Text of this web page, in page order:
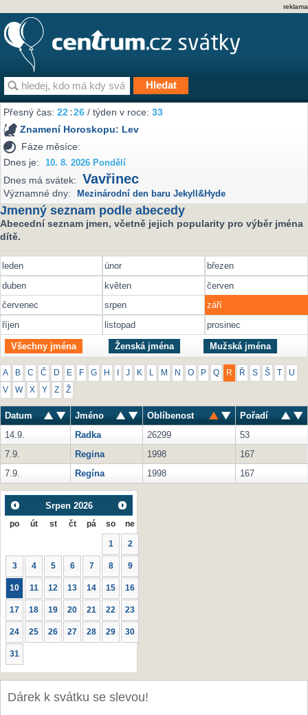
reklama
Přesný čas:22:26 / týden v roce:33
Znamení Horoskopu: Lev
Fáze měsíce:
Dnes je:
10. 8. 2026 Pondělí
Dnes má svátek: Vavřinec
Významné dny: Mezinárodní den baru Jekyll&Hyde
Jmenný seznam podle abecedy
Abecední seznam jmen, včetně jejich popularity pro výběr jména
dítě.
leden únor
březen
duben
květen
červen
červenec
srpen
září
říjen
listopad prosinec
Všechny jména Ženská jména Mužská jména
A B C Č D E F G H J K M N O P Q R Ř S Š U
V W X Y Z Ž
Datum Jméno Oblíbenost
Pořadí
14.9.
Radka 26299
53
7.9.
Regina 1998
167
7.9.
Regína 1998 167
Srpen 2026
po út st čt pá so ne
1 2
3 4 5 6 7 8 9
10 11 12 13 14 15 16
17 18 19 20 21 22 23
24 25 26 27 28 29 30
31
Dárek k svátku se slevou!